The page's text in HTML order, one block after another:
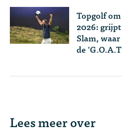
Topgolf
2026:
Slam,
de
Lees meer over